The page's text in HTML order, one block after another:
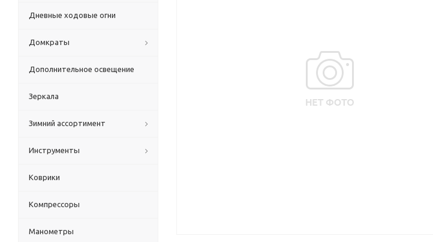
Дневные ходовые огни
Домкраты
Дополнительное освещение
Зеркала
Зимний ассортимент
Инструменты
Коврики
Компрессоры
Манометры